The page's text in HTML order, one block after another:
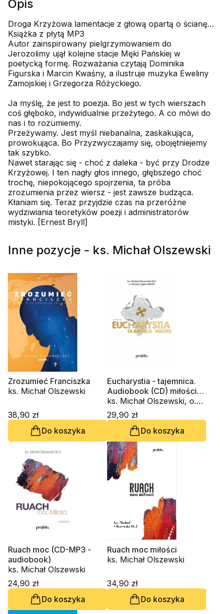
Opis
Droga Krzyżowa lamentacje z głową opartą o ścianę…
Książka z płytą MP3
Autor zainspirowany pielgrzymowaniem do
Jerozolimy ujął kolejne stacje Męki Pańskiej w
poetycką formę. Rozważania czytają Dominika
Figurska i Marcin Kwaśny, a ilustruje muzyka Eweliny
Zamojskiej i Grzegorza Różyckiego.
Ja myślę, że jest to poezja. Bo jest w tych wierszach
coś głęboko, indywidualnie przeżytego. A co mówi do
nas i to rozumiemy.
Przeżywamy. Jest myśl niebanalna, zaskakująca,
prowokująca. Bo Przyzwyczajamy się, obojętniejemy
tak szybko.
Nawet starając się - choć z daleka - być przy Drodze
Krzyżowej. I ten nagły głos innego, głębszego choć
trochę, niepokojącego spojrzenia, ta próba
zrozumienia przez wiersz - jest zawsze budząca.
Kłaniam się. Teraz przyjdzie czas na przeróżne
wydziwiania teoretyków poezji i administratorów
mistyki. [Ernest Bryll]
Inne pozycje - ks. Michał Olszewski
Zrozumieć Franciszka
ks. Michał Olszewski
38,90 zł
Do koszyka
Eucharystia - tajemnica.
Audiobook (CD) miłości
(CD-MP3 - audiobook)
ks. Michał Olszewski, o.
Michał Legan OSPPE
29,90 zł
Do koszyka
Ruach moc (CD-MP3 -
audiobook)
ks. Michał Olszewski
24,90 zł
Do koszyka
Ruach moc miłości
ks. Michał Olszewski
34,90 zł
Do koszyka